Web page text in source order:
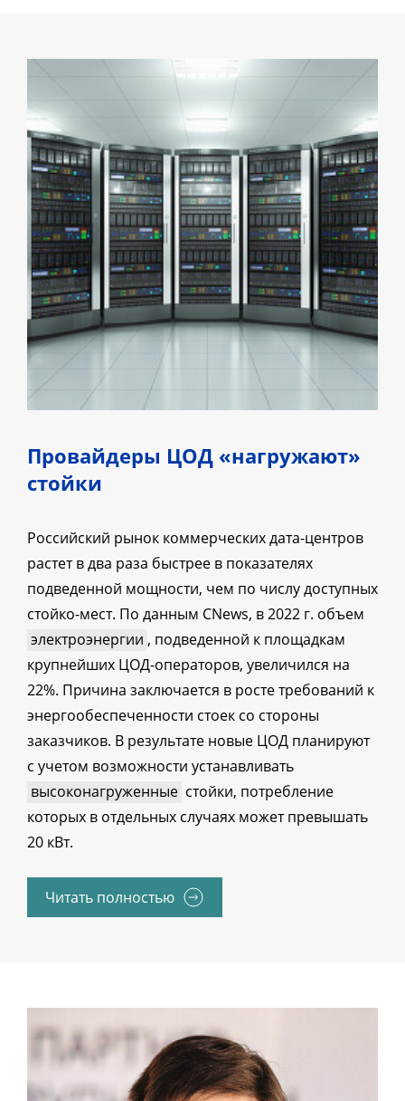
Провайдеры ЦОД «нагружают»
стойки
Российский рынок коммерческих дата-центров
растет в два раза быстрее в показателях
подведенной мощности, чем по числу доступных
стойко-мест. По данным CNews, в 2022 г. объем
электроэнергии , подведенной к площадкам
крупнейших ЦОД-операторов, увеличился на
22%. Причина заключается в росте требований к
энергообеспеченности стоек со стороны
заказчиков. В результате новые ЦОД планируют
с учетом возможности устанавливать
высоконагруженные стойки, потребление
которых в отдельных случаях может превышать
20 кВт.
Читать полностью